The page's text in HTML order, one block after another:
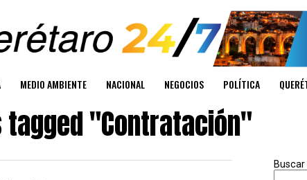
MEDIO AMBIENTE NACIONAL NEGOCIOS POLÍTICA
"Contratación"
Buscar